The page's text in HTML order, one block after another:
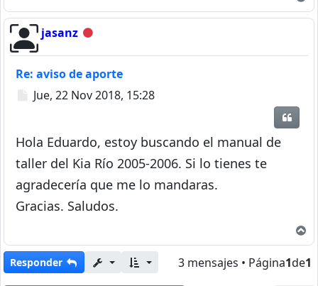
jasanz Desconectado
Re: aviso de aporte
Mensaje
Jue, 22 Nov 2018, 15:28
Hola Eduardo, estoy buscando el manual de
taller del Kia Río 2005-2006. Si lo tienes te
agradecería que me lo mandaras.
Gracias. Saludos.
Responder 3 mensajes • Página1de1